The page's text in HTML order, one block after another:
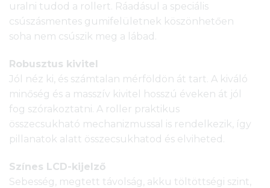
uralni tudod a rollert. Ráadásul a speciális
csúszásmentes gumifelületnek köszönhetően
soha nem csúszik meg a lábad.
Robusztus kivitel
Jól néz ki, és számtalan mérföldön át tart. A kiváló
minőség és a masszív kivitel hosszú éveken át jól
fog szórakoztatni. A roller praktikus
összecsukható mechanizmussal is rendelkezik, így
pillanatok alatt összecsukhatod és elviheted.
Színes LCD-kijelző
Sebesség, megtett távolság, akku töltöttségi szint,